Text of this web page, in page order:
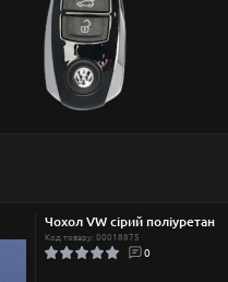
Чохол VW сірий поліуретан
Код товару: 00018875
0